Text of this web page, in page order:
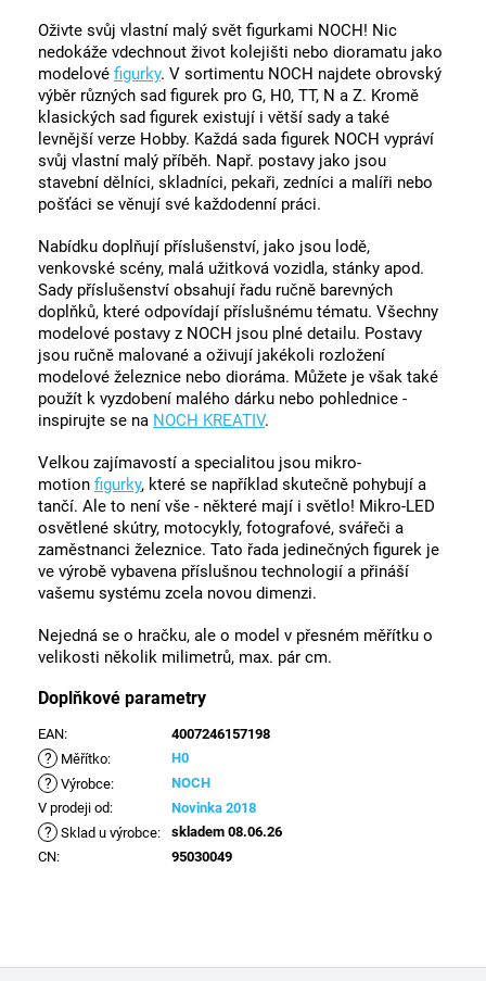
Oživte svůj vlastní malý svět figurkami NOCH! Nic
nedokáže vdechnout život kolejišti nebo dioramatu jako
modelové figurky. V sortimentu NOCH najdete obrovský
výběr různých sad figurek pro G, H0, TT, N a Z. Kromě
klasických sad figurek existují i ​​větší sady a také
levnější verze Hobby. Každá sada figurek NOCH vypráví
svůj vlastní malý příběh. Např. postavy jako jsou
stavební dělníci, skladníci, pekaři, zedníci a malíři nebo
pošťáci se věnují své každodenní práci.
Nabídku doplňují příslušenství, jako jsou lodě,
venkovské scény, malá užitková vozidla, stánky apod.
Sady příslušenství obsahují řadu ručně barevných
doplňků, které odpovídají příslušnému tématu. Všechny
modelové postavy z NOCH jsou plné detailu. Postavy
jsou ručně malované a oživují jakékoli rozložení
modelové železnice nebo dioráma. Můžete je však také
použít k vyzdobení malého dárku nebo pohlednice -
inspirujte se na NOCH KREATIV.
Velkou zajímavostí a specialitou jsou mikro-
motion figurky, které se například skutečně pohybují a
tančí. Ale to není vše - některé mají i světlo! Mikro-LED
osvětlené skútry, motocykly, fotografové, svářeči a
zaměstnanci železnice. Tato řada jedinečných figurek je
ve výrobě vybavena příslušnou technologií a přináší
vašemu systému zcela novou dimenzi.
Nejedná se o hračku, ale o model v přesném měřítku o
velikosti několik milimetrů, max. pár cm.
Doplňkové parametry
EAN: 4007246157198
? Měřítko: H0
? Výrobce:
NOCH
V prodeji od: Novinka 2018
? Sklad u výrobce:
skladem 08.06.26
CN: 95030049